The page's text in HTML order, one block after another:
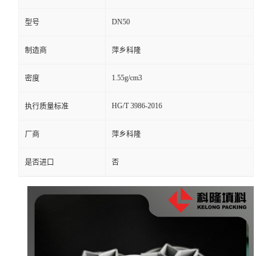
留
言
型号 DN50
制造商 萍乡科隆
密度 1.55g/cm3
执行质量标准 HG/T 3986-2016
厂商 萍乡科隆
是否进口 否